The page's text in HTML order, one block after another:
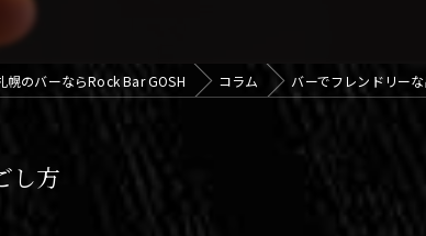
幌のバーならRock Bar GOSH コラム バーでフレンドリー
し方